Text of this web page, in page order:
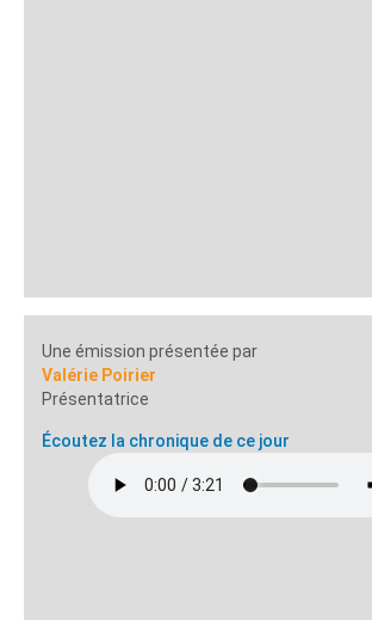
Une émission présentée par
Valérie Poirier
Présentatrice
Écoutez la chronique de ce jour